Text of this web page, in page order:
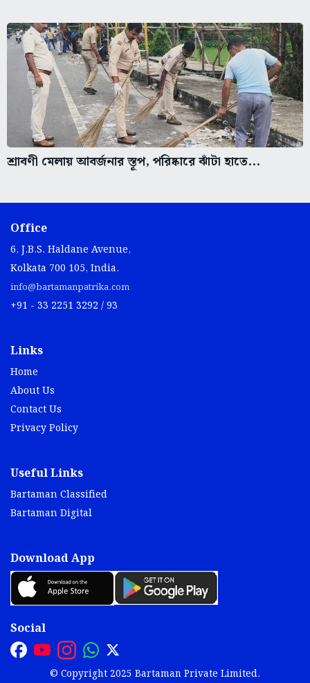
শ্রাবণী মেলায় আবর্জনার স্তূপ, পরিষ্কারে ঝাঁটা হাতে...
Office
6, J.B.S. Haldane Avenue,
Kolkata 700 105, India.
info@bartamanpatrika.com
+91 - 33 2251 3292 / 93
Links
Home
About Us
Contact Us
Privacy Policy
Useful Links
Bartaman Classified
Bartaman Digital
Download App
Social
© Copyright 2025 Bartaman Private Limited.